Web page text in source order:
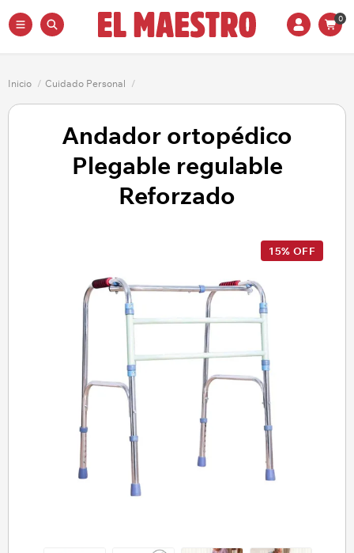
0
Inicio / Cuidado Personal /
Andador ortopédico
Plegable regulable
Reforzado
15% OFF